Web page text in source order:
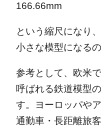
166.66mm
という縮尺になり
小さな模型になるの
参考として、欧米
呼ばれる鉄道模型
す。ヨーロッパや
通勤車・長距離旅